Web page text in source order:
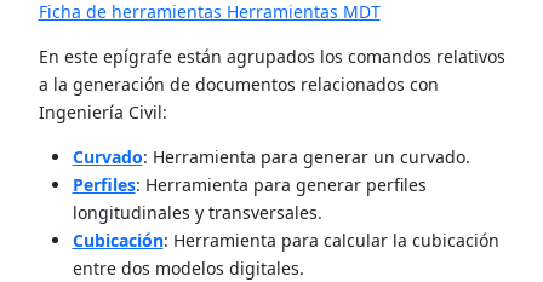
Ficha de herramientas Herramientas MDT
En este epígrafe están agrupados los comandos relativos
a la generación de documentos relacionados con
Ingeniería Civil:
Curvado: Herramienta para generar un curvado.
Perfiles: Herramienta para generar perfiles
longitudinales y transversales.
Cubicación: Herramienta para calcular la cubicación
entre dos modelos digitales.